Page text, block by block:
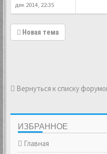
дек 2014, 22:35
Новая тема
Вернуться к списку
ИЗБРАННОЕ
Главная